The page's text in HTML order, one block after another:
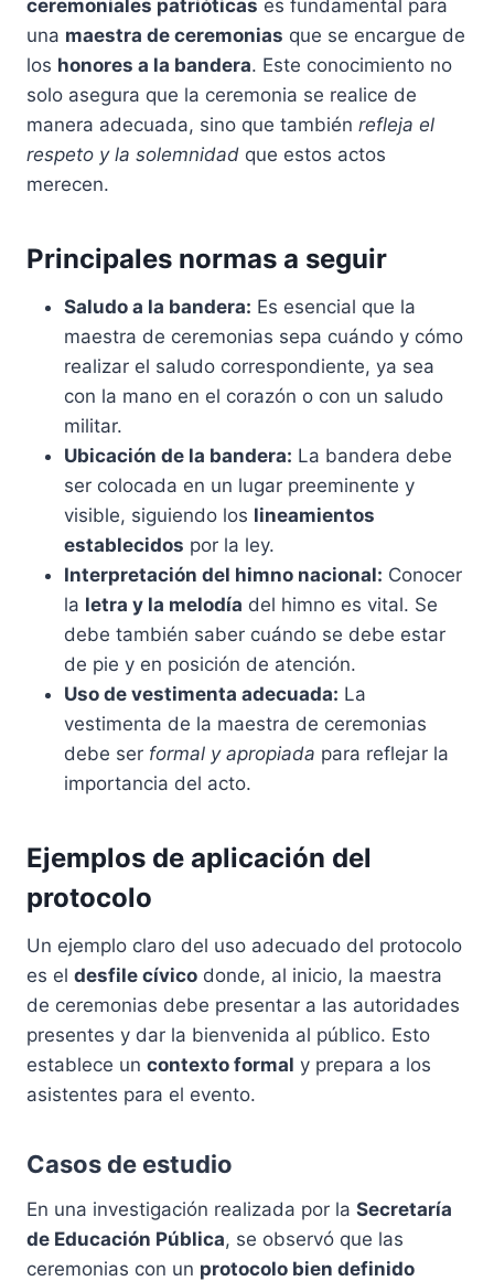
ceremoniales patrióticas es fundamental para
una maestra de ceremonias que se encargue de
los honores a la bandera. Este conocimiento no
solo asegura que la ceremonia se realice de
manera adecuada, sino que también refleja el
respeto y la solemnidad que estos actos
merecen.
Principales normas a seguir
Saludo a la bandera: Es esencial que la
maestra de ceremonias sepa cuándo y cómo
realizar el saludo correspondiente, ya sea
con la mano en el corazón o con un saludo
militar.
Ubicación de la bandera: La bandera debe
ser colocada en un lugar preeminente y
visible, siguiendo los lineamientos
establecidos por la ley.
Interpretación del himno nacional: Conocer
la letra y la melodía del himno es vital. Se
debe también saber cuándo se debe estar
de pie y en posición de atención.
Uso de vestimenta adecuada: La
vestimenta de la maestra de ceremonias
debe ser formal y apropiada para reflejar la
importancia del acto.
Ejemplos de aplicación del
protocolo
Un ejemplo claro del uso adecuado del protocolo
es el desfile cívico donde, al inicio, la maestra
de ceremonias debe presentar a las autoridades
presentes y dar la bienvenida al público. Esto
establece un contexto formal y prepara a los
asistentes para el evento.
Casos de estudio
En una investigación realizada por la Secretaría
de Educación Pública, se observó que las
ceremonias con un protocolo bien definido